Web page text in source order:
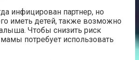
инфицирован партнер, но
иметь детей, также возможно
Чтобы снизить риск
потребует использовать